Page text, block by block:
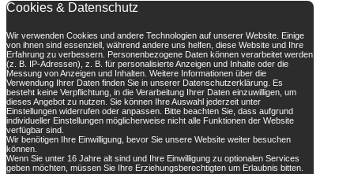
Cookies & Datenschutz
Wir verwenden Cookies und andere Technologien auf unserer Website. Einige
von ihnen sind essenziell, während andere uns helfen, diese Website und Ihre
Erfahrung zu verbessern. Personenbezogene Daten können verarbeitet werden
(z. B. IP-Adressen), z. B. für personalisierte Anzeigen und Inhalte oder die
Messung von Anzeigen und Inhalten. Weitere Informationen über die
Verwendung Ihrer Daten finden Sie in unserer Datenschutzerklärung. Es
besteht keine Verpflichtung, in die Verarbeitung Ihrer Daten einzuwilligen, um
dieses Angebot zu nutzen. Sie können Ihre Auswahl jederzeit unter
Einstellungen widerrufen oder anpassen. Bitte beachten Sie, dass aufgrund
individueller Einstellungen möglicherweise nicht alle Funktionen der Website
verfügbar sind.
Wir benötigen Ihre Einwilligung, bevor Sie unsere Website weiter besuchen
können.
Wenn Sie unter 16 Jahre alt sind und Ihre Einwilligung zu optionalen Services
geben möchten, müssen Sie Ihre Erziehungsberechtigten um Erlaubnis bitten.